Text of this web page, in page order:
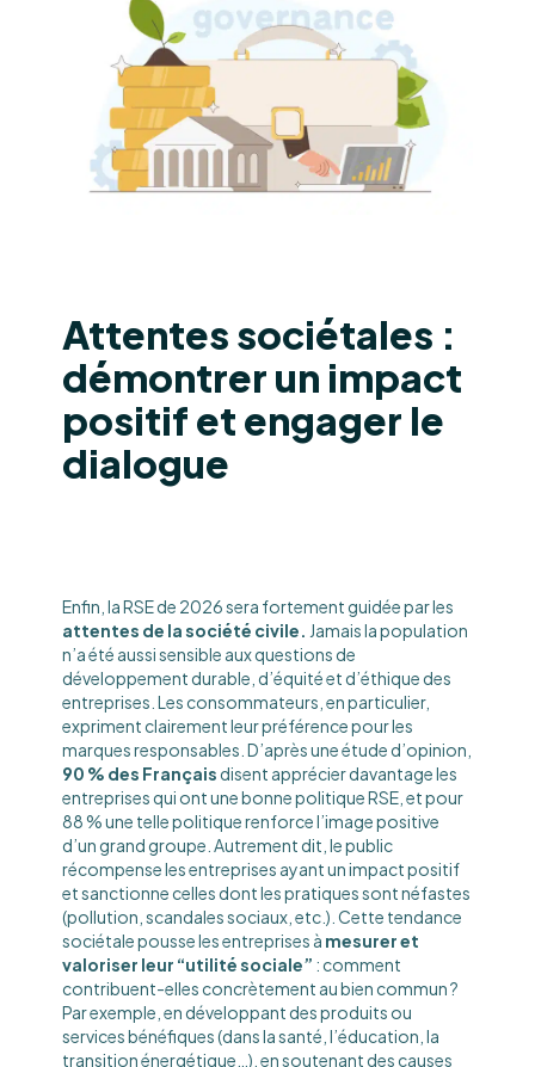
Attentes sociétales :
démontrer un impact
positif et engager le
dialogue
Enfin, la RSE de 2026 sera fortement guidée par les
attentes de la société civile. Jamais la population
n’a été aussi sensible aux questions de
développement durable, d’équité et d’éthique des
entreprises. Les consommateurs, en particulier,
expriment clairement leur préférence pour les
marques responsables. D’après une étude d’opinion,
90 % des Français disent apprécier davantage les
entreprises qui ont une bonne politique RSE, et pour
88 % une telle politique renforce l’image positive
d’un grand groupe. Autrement dit, le public
récompense les entreprises ayant un impact positif
et sanctionne celles dont les pratiques sont néfastes
(pollution, scandales sociaux, etc.). Cette tendance
sociétale pousse les entreprises à mesurer et
valoriser leur “utilité sociale” : comment
contribuent-elles concrètement au bien commun ?
Par exemple, en développant des produits ou
services bénéfiques (dans la santé, l’éducation, la
transition énergétique…), en soutenant des causes